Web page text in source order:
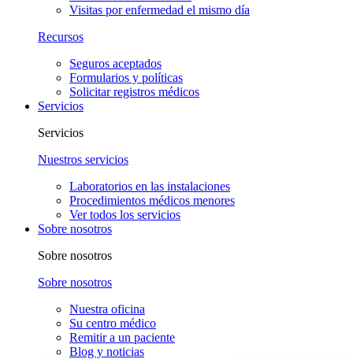
Visitas por enfermedad el mismo día
Recursos
Seguros aceptados
Formularios y políticas
Solicitar registros médicos
Servicios
Servicios
Nuestros servicios
Laboratorios en las instalaciones
Procedimientos médicos menores
Ver todos los servicios
Sobre nosotros
Sobre nosotros
Sobre nosotros
Nuestra oficina
Su centro médico
Remitir a un paciente
Blog y noticias